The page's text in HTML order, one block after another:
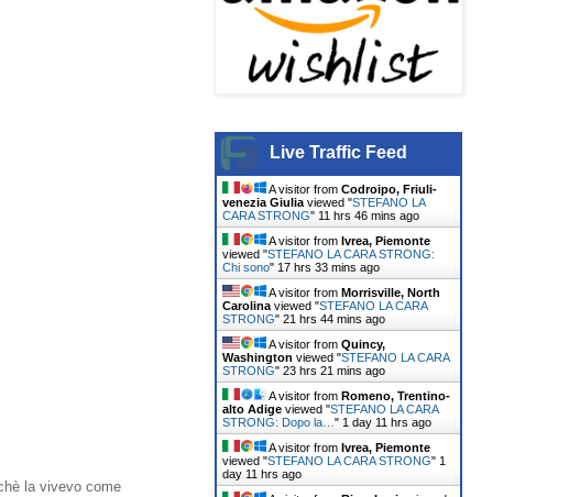
la vivevo come
Live Traffic Feed
A visitor from Codroipo, Friuli-
venezia Giulia viewed "STEFANO LA
CARA STRONG" 11 hrs 46 mins ago
A visitor from Ivrea, Piemonte
viewed "STEFANO LA CARA STRONG:
Chi sono" 17 hrs 33 mins ago
A visitor from Morrisville, North
Carolina viewed "STEFANO LA CARA
STRONG" 21 hrs 44 mins ago
A visitor from Quincy,
Washington viewed "STEFANO LA CARA
STRONG" 23 hrs 21 mins ago
A visitor from Romeno, Trentino-
alto Adige viewed "STEFANO LA CARA
STRONG: Dopo la… " 1 day 11 hrs ago
A visitor from Ivrea, Piemonte
viewed "STEFANO LA CARA STRONG" 1
day 11 hrs ago